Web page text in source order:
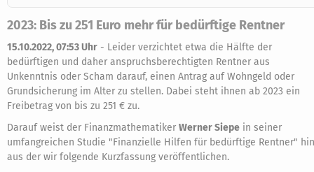
2023: Bis zu 251 Euro mehr für bedürftige Rentner
15.10.2022, 07:53 Uhr - Leider verzichtet etwa die Hälfte der
bedürftigen und daher anspruchsberechtigten Rentner aus
Unkenntnis oder Scham darauf, einen Antrag auf Wohngeld oder
Grundsicherung im Alter zu stellen. Dabei steht ihnen ab 2023 ein
Freibetrag von bis zu 251 € zu.
Darauf weist der Finanzmathematiker Werner Siepe in seiner
umfangreichen Studie "Finanzielle Hilfen für bedürftige Rentner"
aus der wir folgende Kurzfassung veröffentlichen.